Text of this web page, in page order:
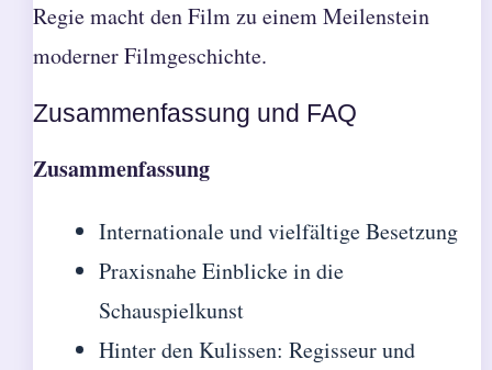
Regie macht den Film zu einem Meilenstein
moderner Filmgeschichte.
Zusammenfassung und FAQ
Zusammenfassung
Internationale und vielfältige Besetzung
Praxisnahe Einblicke in die
Schauspielkunst
Hinter den Kulissen: Regisseur und